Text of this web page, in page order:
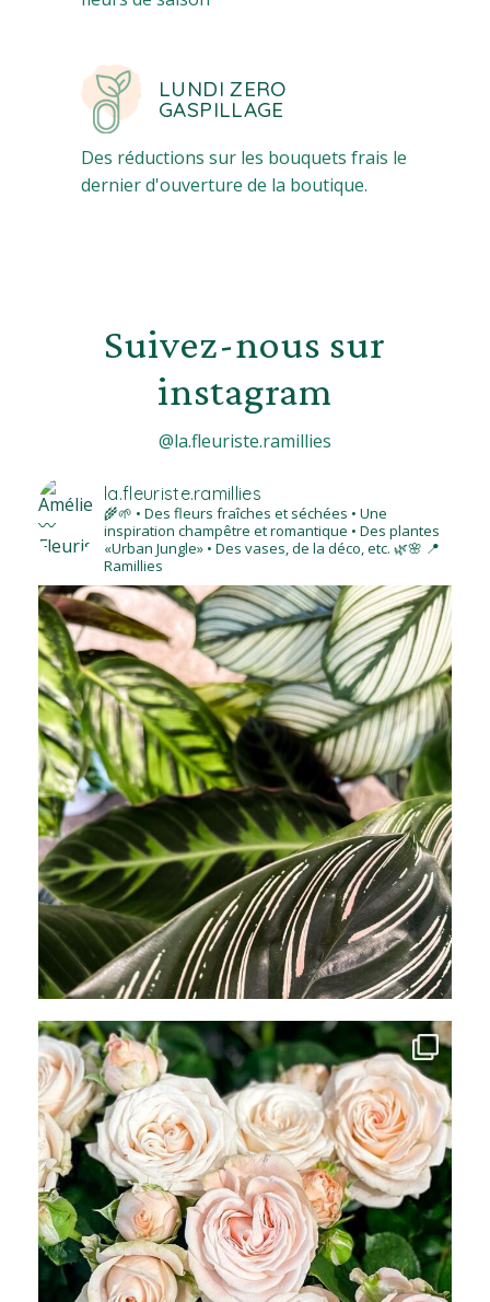
LUNDI ZERO
GASPILLAGE
Des réductions sur les bouquets frais le
dernier d'ouverture de la boutique.
Suivez-nous sur
instagram
@la.fleuriste.ramillies
la.fleuriste.ramillies
🌾🌱 • Des fleurs fraîches et séchées • Une
inspiration champêtre et romantique • Des plantes
«Urban Jungle» • Des vases, de la déco, etc. 🌿🌸 📍
Ramillies